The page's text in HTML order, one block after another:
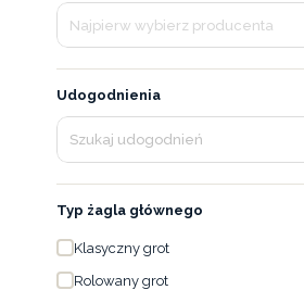
Udogodnienia
Typ żagla głównego
Klasyczny grot
Rolowany grot